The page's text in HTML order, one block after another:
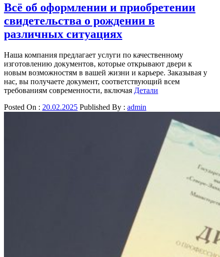
Всё об оформлении и приобретении
свидетельства о рождении в
различных ситуациях
Наша компания предлагает услуги по качественному
изготовлению документов, которые открывают двери к
новым возможностям в вашей жизни и карьере. Заказывая у
нас, вы получаете документ, соответствующий всем
требованиям современности, включая Детали
Posted On : 20.02.2025 Published By : admin